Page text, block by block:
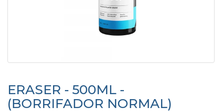
ERASER - 500ML -
(BORRIFADOR NORMAL)